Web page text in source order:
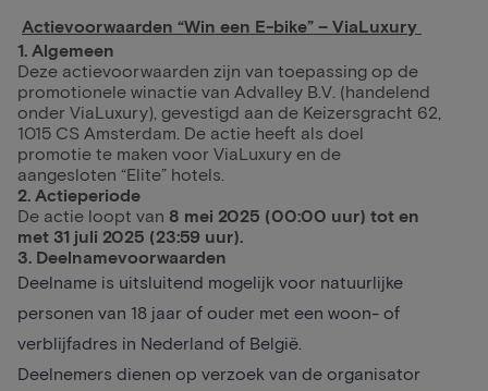
Actievoorwaarden “Win een E-bike” – ViaLuxury
1. Algemeen
Deze actievoorwaarden zijn van toepassing op de
promotionele winactie van Advalley B.V. (handelend
onder ViaLuxury), gevestigd aan de Keizersgracht 62,
1015 CS Amsterdam. De actie heeft als doel
promotie te maken voor ViaLuxury en de
aangesloten “Elite” hotels.
2. Actieperiode
De actie loopt van 8 mei 2025 (00:00 uur) tot en
met 31 juli 2025 (23:59 uur).
3. Deelnamevoorwaarden
Deelname is uitsluitend mogelijk voor natuurlijke
personen van 18 jaar of ouder met een woon- of
verblijfadres in Nederland of België.
Deelnemers dienen op verzoek van de organisator